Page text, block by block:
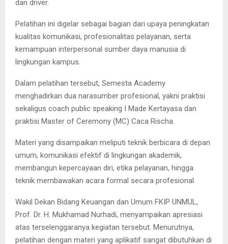
dan driver.
Pelatihan ini digelar sebagai bagian dari upaya peningkatan
kualitas komunikasi, profesionalitas pelayanan, serta
kemampuan interpersonal sumber daya manusia di
lingkungan kampus.
Dalam pelatihan tersebut, Semesta Academy
menghadirkan dua narasumber profesional, yakni praktisi
sekaligus coach public speaking I Made Kertayasa dan
praktisi Master of Ceremony (MC) Caca Rischa.
Materi yang disampaikan meliputi teknik berbicara di depan
umum, komunikasi efektif di lingkungan akademik,
membangun kepercayaan diri, etika pelayanan, hingga
teknik membawakan acara formal secara profesional.
Wakil Dekan Bidang Keuangan dan Umum FKIP UNMUL,
Prof. Dr. H. Mukhamad Nurhadi, menyampaikan apresiasi
atas terselenggaranya kegiatan tersebut. Menurutnya,
pelatihan dengan materi yang aplikatif sangat dibutuhkan di